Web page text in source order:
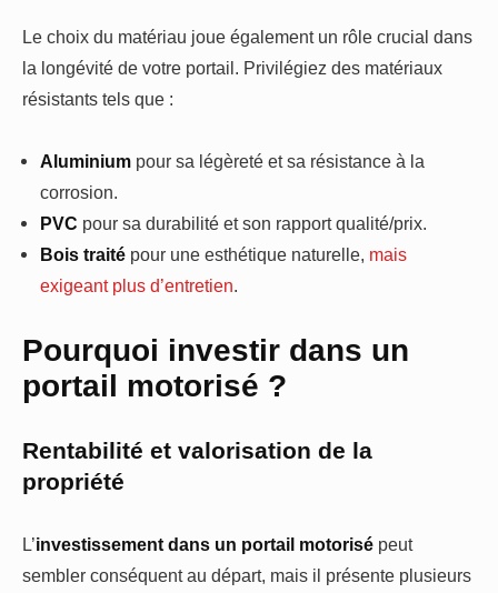
Le choix du matériau joue également un rôle crucial dans
la longévité de votre portail. Privilégiez des matériaux
résistants tels que :
Aluminium pour sa légèreté et sa résistance à la
corrosion.
PVC pour sa durabilité et son rapport qualité/prix.
Bois traité pour une esthétique naturelle, mais
exigeant plus d’entretien.
Pourquoi investir dans un
portail motorisé ?
Rentabilité et valorisation de la
propriété
L’investissement dans un portail motorisé peut
sembler conséquent au départ, mais il présente plusieurs